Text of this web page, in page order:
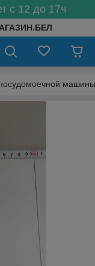
с 12 до 17ч
машины